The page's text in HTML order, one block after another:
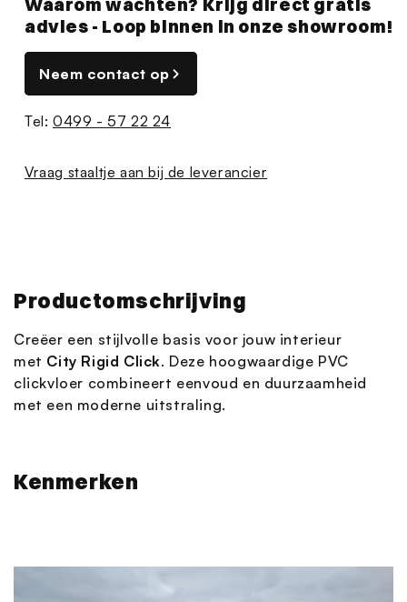
Waarom wachten? Krijg direct gratis
advies - Loop binnen in onze showroom!
Neem contact op
Tel:0499 - 57 22 24
Vraag staaltje aan bij de leverancier
Productomschrijving
Creëer een stijlvolle basis voor jouw interieur
met City Rigid Click. Deze hoogwaardige PVC
clickvloer combineert eenvoud en duurzaamheid
met een moderne uitstraling.
Kenmerken